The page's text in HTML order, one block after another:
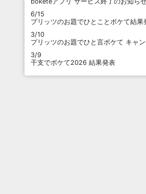
6/15
プリッツのお題でひとことボケて結果
3/10
プリッツのお題でひと言ボケて キャ
3/9
干支でボケて2026 結果発表